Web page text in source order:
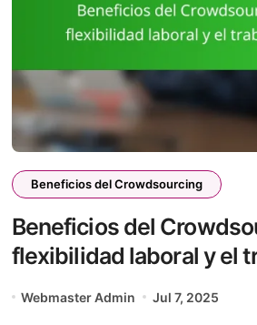
Beneficios del Crowdsourcing
Beneficios del
flexibilidad laboral y el
Webmaster Admin Jul 7, 2025